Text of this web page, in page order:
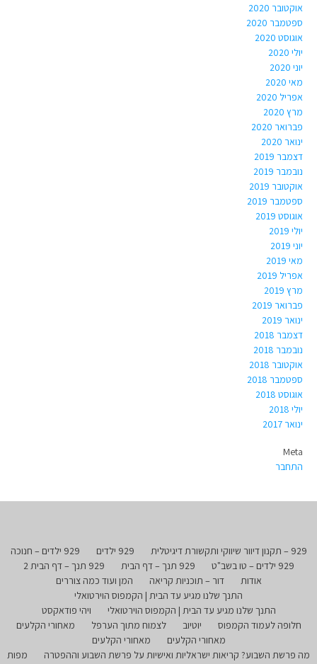
אוקטובר 2020
ספטמבר 2020
אוגוסט 2020
יולי 2020
יוני 2020
מאי 2020
אפריל 2020
מרץ 2020
פברואר 2020
ינואר 2020
דצמבר 2019
נובמבר 2019
אוקטובר 2019
ספטמבר 2019
אוגוסט 2019
יולי 2019
יוני 2019
מאי 2019
אפריל 2019
מרץ 2019
פברואר 2019
ינואר 2019
דצמבר 2018
נובמבר 2018
אוקטובר 2018
ספטמבר 2018
אוגוסט 2018
יולי 2018
ינואר 2017
Meta
התחבר
929 – תקנון דיוור שיווקי ותקשורת דיגיטלית 929 ילדים
929 ילדים – חנוכה
929 ילדים – טו בשב"ט
929 תנך – דף הבית
929 תנך – דף הבית 2
אודות
דור – תוכניות קריאה
המן ועוד כמה צוררים
התנך שלנו מגיע עד הבית | הקמפוס הוירטואלי
התנך שלנו מגיע עד הבית | הקמפוס הוירטואלי
ויהי פודאקסט
חלופה לעמוד הקמפוס
יוטיוב לצמוח מתוך הערפל
מאחורי הקלעים
מאחורי הקלעים
מאחורי הקלעים
מה פרשת השבוע? קריאות ישראליות ואישיות על פרשת השבוע וההפטרה
מפות